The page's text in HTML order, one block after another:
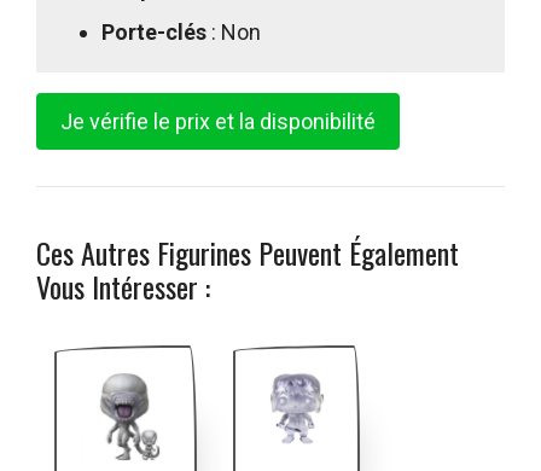
Porte-clés : Non
Je vérifie le prix et la disponibilité
Ces Autres Figurines Peuvent Également
Vous Intéresser :